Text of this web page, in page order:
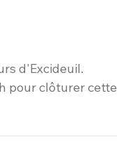
d'Excideuil.
pour clôturer cette